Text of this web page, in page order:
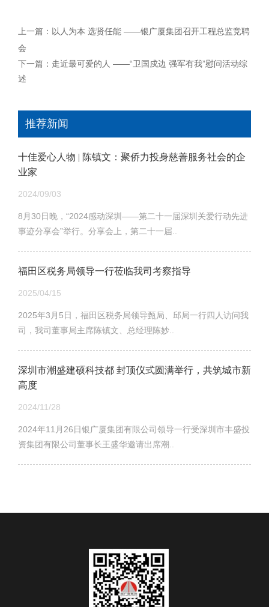
上一篇：以人为本 选贤任能 ——银广厦集团召开工程总监竞聘
会
下一篇：走近最可爱的人 ——“卫国戍边 强军有我”慰问活动综
述
推荐新闻
十佳爱心人物 | 陈镇文：聚侨力投身慈善服务社会的企
业家
2024/09/03
8月30日晚，“2024感动深圳——第二十一届深圳关爱行动先进
事迹分享会”举行。分享会上，第二十一届..
福田区税务局领导一行莅临我司考察指导
2025/04/15
2025年3月5日，福田区税务局领导甄局、邱局一行四人访问我
司，我司董事局主席陈镇文、总经理陈妙..
深圳市潮盛建硕科技都 封顶仪式圆满举行，共筑城市新
高度
2024/11/28
2024年11月26日银广厦集团有限公司领导一行受深圳市丰盛投
资集团有限公司董事长王盛华邀请出席潮..